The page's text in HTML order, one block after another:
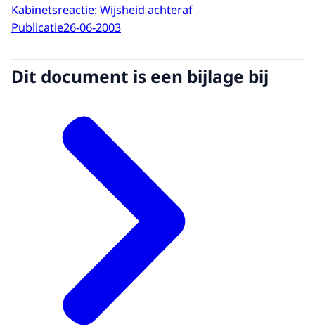
Kabinetsreactie: Wijsheid achteraf
Publicatie26-06-2003
Dit document is een bijlage bij